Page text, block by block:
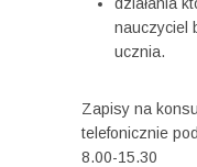
nauczyciel
ucznia.
Zapisy na
telefonicznie
8.00-15.30